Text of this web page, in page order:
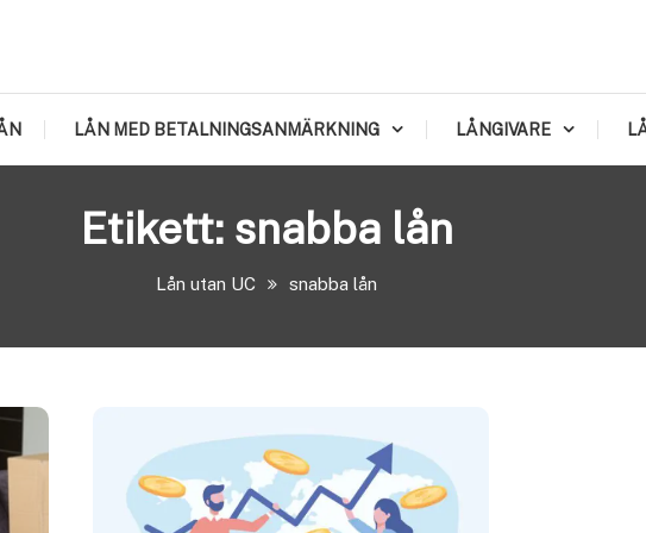
LÅN MED BETALNINGSANMÄRKNING LÅNGIVARE
Etikett: snabba lån
Lån utan UC snabba lån